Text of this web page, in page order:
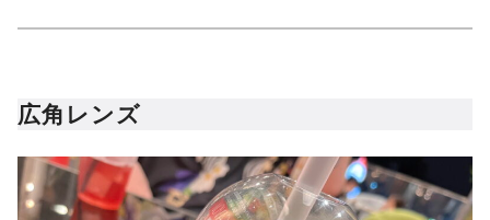
広角レンズ